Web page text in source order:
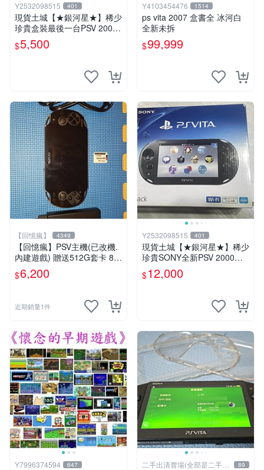
Y2532098515 401
現貨土城【★銀河星★】稀少
珍貴盒裝最後一台PSV 2000
主機.PSV2000 品質保證日版
可轉換中文
$5,500
Y4103454476 1514
ps vita 2007 盒書全 冰河白
全新未拆
$99,999
【回憶瘋】 4349
【回憶瘋】PSV主機(已改機.
內建遊戲) 贈送512G套卡 8成
5新 1000型
$6,200
近期銷量1件
Y2532098515 401
現貨土城【★銀河星★】稀少
珍貴SONY全新PSV 2000主
機.可轉換中文.全新PSV未使
用
$12,000
Y7996374594 647 二手出清賣場(全部是二手商 89